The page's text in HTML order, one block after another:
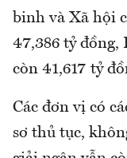
binh và Xã hội
47,386 tỷ đồng,
còn 41,617 tỷ
Các đơn vị có
sơ thủ tục,